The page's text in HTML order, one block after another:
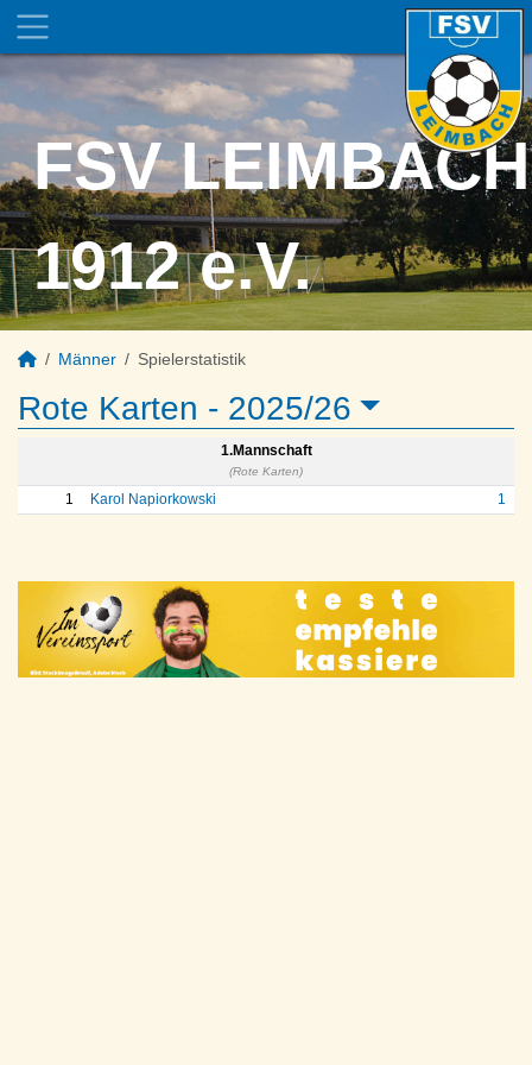
FSV LEIMBACH
1912 e.V.
Männer Spielerstatistik
Rote Karten - 2025/26
1.Mannschaft
(Rote Karten)
1 Karol Napiorkowski 1